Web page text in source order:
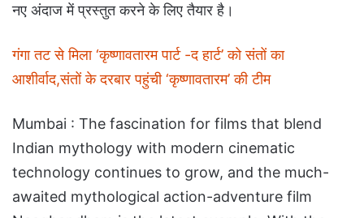
नए अंदाज में प्रस्तुत करने के लिए तैयार है।
गंगा तट से मिला ‘कृष्णावतारम पार्ट -द हार्ट’ को संतों का
आशीर्वाद,संतों के दरबार पहुंची ‘कृष्णावतारम’ की टीम
Mumbai : The fascination for films that blend
Indian mythology with modern cinematic
technology continues to grow, and the much-
awaited mythological action-adventure film